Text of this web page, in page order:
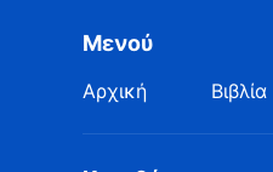
Μενού
Αρχική Βιβλία